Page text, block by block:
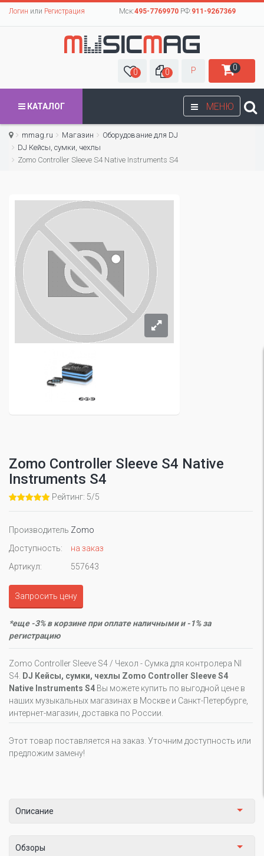
Логин или Регистрация Мск:495-7769970РФ:911-9267369
0 0 Р 0
МЕНЮ
КАТАЛОГ
mmag.ru Магазин
Оборудование для DJ
DJ Кейсы, сумки, чехлы
Zomo Controller Sleeve S4 Native Instruments S4
Zomo Controller Sleeve S4 Native
Instruments S4
Рейтинг: 5/5
Производитель Zomo
Доступность:
на заказ
Артикул:
557643
Запросить цену
*еще -3% в корзине при оплате наличными и -1% за
регистрацию
Zomo Controller Sleeve S4 / Чехол - Сумка для контролера NI
S4. DJ Кейсы, сумки, чехлы Zomo Controller Sleeve S4
Native Instruments S4 Вы можете купить по выгодной цене в
наших музыкальных магазинах в Москве и Санкт-Петербурге,
интернет-магазин, доставка по России.
Этот товар поставляется на заказ. Уточним доступность или
предложим замену!
Описание
Обзоры